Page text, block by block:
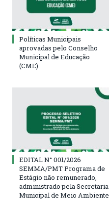
Políticas Municipais
aprovadas pelo Conselho
Municipal de Educação
(CME)
EDITAL N° 001/2026
SEMMA/PMT Programa de
Estágio não remunerado,
administrado pela Secretaria
Municipal de Meio Ambiente